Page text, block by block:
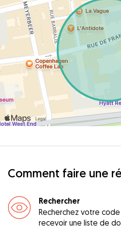
Comment faire une
Rechercher
Recherchez votre
recevoir une liste de